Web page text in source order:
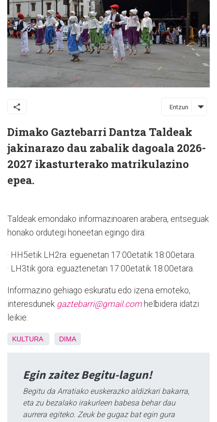
Entzun
Dimako Gaztebarri Dantza Taldeak
jakinarazo dau zabalik dagoala 2026-
2027 ikasturterako matrikulazino
epea.
Taldeak emondako informazinoaren arabera, entseguak
honako ordutegi honeetan egingo dira:
· HH5etik LH2ra: eguenetan 17:00etatik 18:00etara.
· LH3tik gora: eguaztenetan 17:00etatik 18:00etara.
Informazino gehiago eskuratu edo izena emoteko,
interesdunek gaztebarri@gmail.com helbidera idatzi
leikie.
KULTURA DIMA
Egin zaitez Begitu-lagun!
Begitu da Arratiako euskerazko aldizkari bakarra,
eta zu bezalako irakurleen babesa behar dau
aurrera egiteko. Zeuk be gugaz bat egin gura